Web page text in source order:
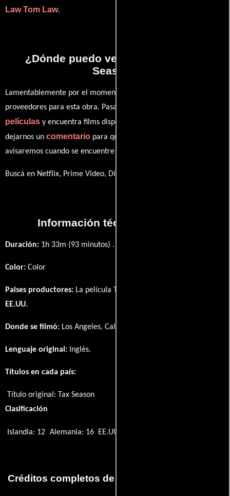
Law Tom Law.
¿Dónde puedo ver la películas Tax
Season?
Lamentablemente por el momento no contamos con enlaces a
proveedores para esta obra. Pasa por nuestro catálogo de
películas y encuentra films disponibles. También puedes
dejarnos un comentario para que le demos prioridad y te
avisaremos cuando se encuentre disponible
Buscá en Netflix, Prime Video, Disney+
Información técnica y general
Duración: 1h 33m (93 minutos) .
Color: Color
Paises productores: La película Tax Season fué producida en
EE.UU.
Donde se filmó: Los Angeles, California, USA.
Lenguaje original: Inglés.
Títulos en cada país:
Título original: Tax Season
Clasificación
Islandia: 12 Alemania: 16 EE.UU.: PG-13
Créditos completos de la película Tax Season